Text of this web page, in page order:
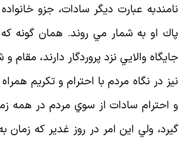
عبارت ديگر سادات، جزو خانواده
او به شمار مي روند. همان گونه كه
والايي نزد پروردگار دارند، مقام و
در نگاه مردم با احترام و تكريم
احترام سادات از سوي مردم در همه
ولي اين امر در روز غدير كه زمان